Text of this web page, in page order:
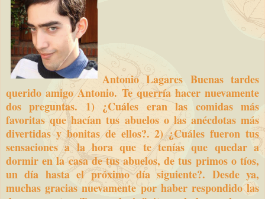
Antonio Lagares Buenas tardes
querido amigo Antonio. Te querría hacer nuevamente
dos preguntas. 1) ¿Cuáles eran las comidas más
favoritas que hacían tus abuelos o las anécdotas más
divertidas y bonitas de ellos?. 2) ¿Cuáles fueron tus
sensaciones a la hora que te tenías que quedar a
dormir en la casa de tus abuelos, de tus primos o tíos,
un día hasta el próximo día siguiente?. Desde ya,
muchas gracias nuevamente por haber respondido las